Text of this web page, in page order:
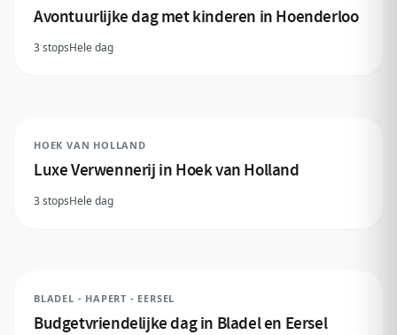
Avontuurlijke dag met kinderen in Hoenderloo
3 stopsHele dag
HOEK VAN HOLLAND
Luxe Verwennerij in Hoek van Holland
3 stopsHele dag
BLADEL - HAPERT - EERSEL
Budgetvriendelijke dag in Bladel en Eersel